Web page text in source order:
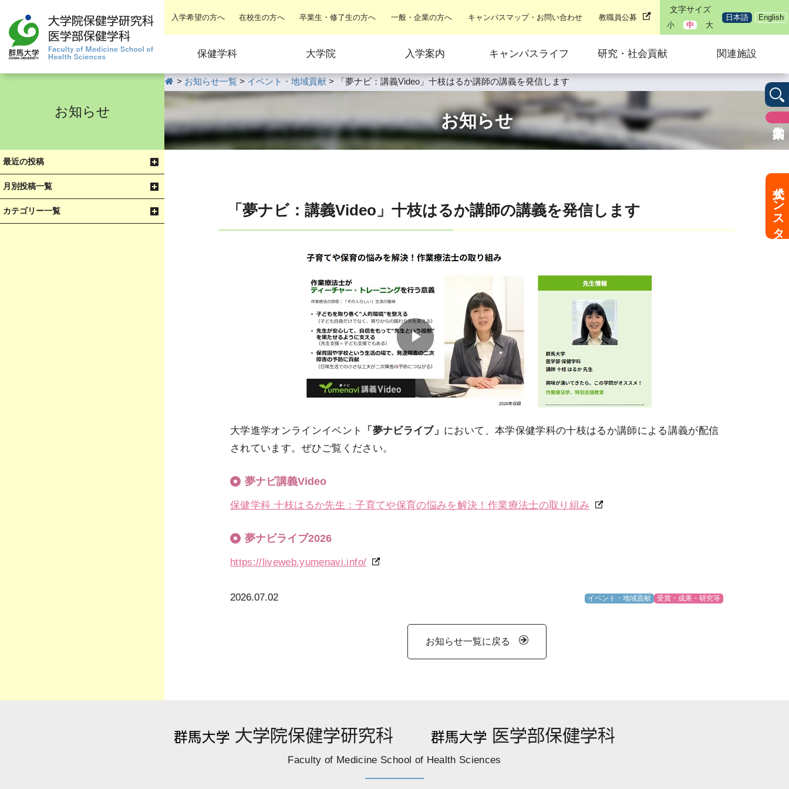
入学希望の方へ 在校生の方へ 卒業生・修了生の方へ 一般・企業の方へ キャンパスマップ・お問い合わせ 教職員公募
文字サイズ
小
中 大
日本語 English
保健学科 大学院 入学案内 キャンパスライフ 研究・社会貢献 関連施設
公式インスタ
お知らせ
最近の投稿
月別投稿一覧
カテゴリー一覧
HOME
> お知らせ一覧 > イベント・地域貢献 > 「夢ナビ：講義Video」十枝はるか講師の講義を発信します
お知らせ
「夢ナビ：講義Video」十枝はるか講師の講義を発信します
大学進学オンラインイベント 「夢ナビライブ」 において、本学保健学科の十枝はるか講師による講義が配信
されています。ぜひご覧ください。
夢ナビ講義Video
保健学科 十枝はるか先生：子育てや保育の悩みを解決！作業療法士の取り組み
夢ナビライブ2026
https://liveweb.yumenavi.info/
2026.07.02 イベント・地域貢献 受賞・成果・研究等
お知らせ一覧に戻る
Faculty of Medicine School of Health Sciences